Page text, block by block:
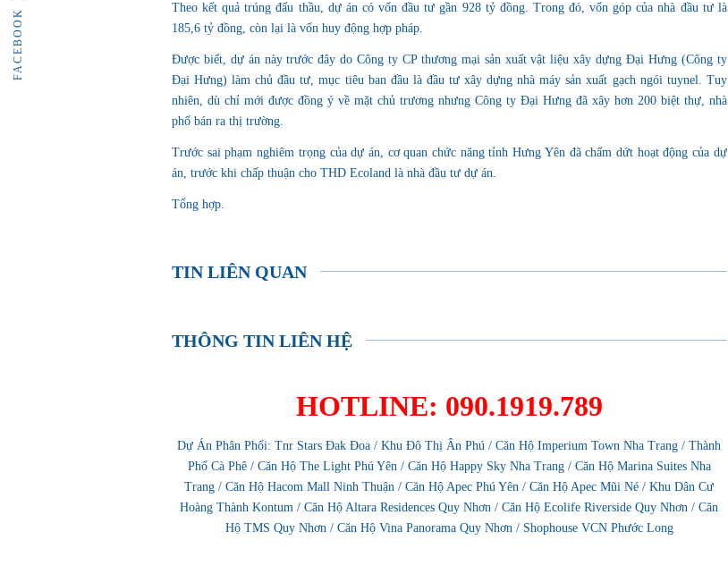
FACEBOOK
Theo kết quả trúng đấu thầu, dự án có vốn đầu tư gần 928 tỷ đồng. Trong đó, vốn góp của nhà đầu tư là
185,6 tỷ đồng, còn lại là vốn huy động hợp pháp.
Được biết, dự án này trước đây do Công ty CP thương mại sản xuất vật liệu xây dựng Đại Hưng (Công ty
Đại Hưng) làm chủ đầu tư, mục tiêu ban đầu là đầu tư xây dựng nhà máy sản xuất gạch ngói tuynel. Tuy
nhiên, dù chỉ mới được đồng ý về mặt chủ trương nhưng Công ty Đại Hưng đã xây hơn 200 biệt thự, nhà
phố bán ra thị trường.
Trước sai phạm nghiêm trọng của dự án, cơ quan chức năng tỉnh Hưng Yên đã chấm dứt hoạt động của dự
án, trước khi chấp thuận cho THD Ecoland là nhà đầu tư dự án.
Tổng hợp.
TIN LIÊN QUAN
THÔNG TIN LIÊN HỆ
HOTLINE: 090.1919.789
Dự Án Phân Phối:Tnr Stars Đak Đoa /Khu Đô Thị Ân Phú /Căn Hộ Imperium Town Nha Trang /Thành
Phố Cà Phê/ Căn Hộ The Light Phú Yên/ Căn Hộ Happy Sky Nha Trang/ Căn Hộ Marina Suites Nha
Trang /Căn Hộ Hacom Mall Ninh Thuận /Căn Hộ Apec Phú Yên /Căn Hộ Apec Mũi Né /Khu Dân Cư
Hoàng Thành Kontum /Căn Hộ Altara Residences Quy Nhơn /Căn Hộ Ecolife Riverside Quy Nhơn /Căn
Hộ TMS Quy Nhơn/ Căn Hộ Vina Panorama Quy Nhơn/ Shophouse VCN Phước Long